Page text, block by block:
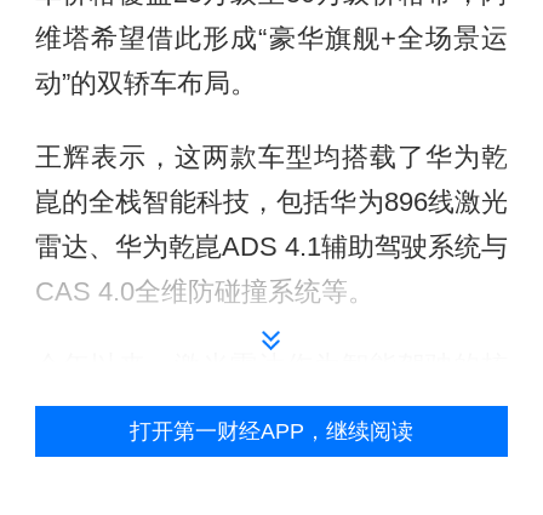
维塔希望借此形成“豪华旗舰+全场景运
动”的双轿车布局。
王辉表示，这两款车型均搭载了华为乾
崑的全栈智能科技，包括华为896线激光
雷达、华为乾崑ADS 4.1辅助驾驶系统与
CAS 4.0全维防碰撞系统等。
心感知硬件，成为车企技术竞赛的重要
参数。3月，华为乾崑发布了896线双光
打开第一财经APP，继续阅读